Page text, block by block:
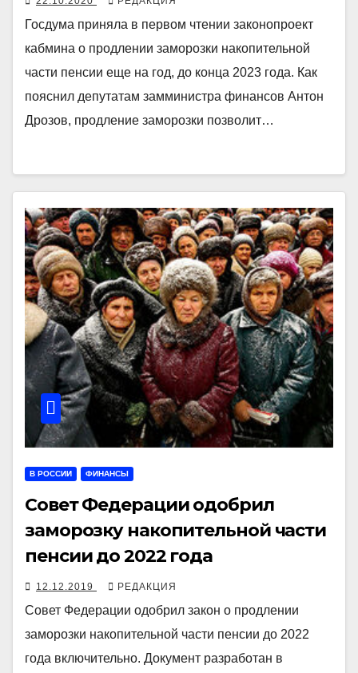
Госдума приняла в первом чтении законопроект
кабмина о продлении заморозки накопительной
части пенсии еще на год, до конца 2023 года. Как
пояснил депутатам замминистра финансов Антон
Дрозов, продление заморозки позволит…
В РОССИИ ФИНАНСЫ
Совет Федерации одобрил
заморозку накопительной части
пенсии до 2022 года
12.12.2019 РЕДАКЦИЯ
Совет Федерации одобрил закон о продлении
заморозки накопительной части пенсии до 2022
года включительно. Документ разработан в